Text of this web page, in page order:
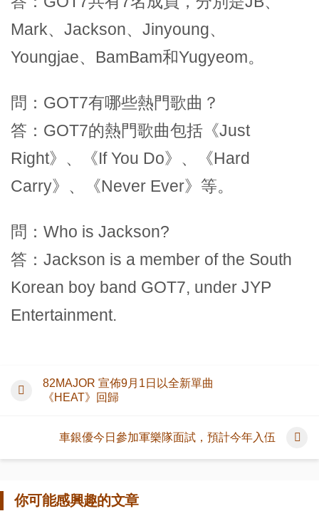
Mark、Jackson、Jinyoung、
Youngjae、BamBam和Yugyeom。
問：GOT7有哪些熱門歌曲？
答：GOT7的熱門歌曲包括《Just
Right》、《If You Do》、《Hard
Carry》、《Never Ever》等。
問：Who is Jackson?
答：Jackson is a member of the South
Korean boy band GOT7, under JYP
Entertainment.
82MAJOR 宣佈9月1日以全新單曲
《HEAT》回歸
車銀優今日參加軍樂隊面試，預計今年入伍
你可能感興趣的文章